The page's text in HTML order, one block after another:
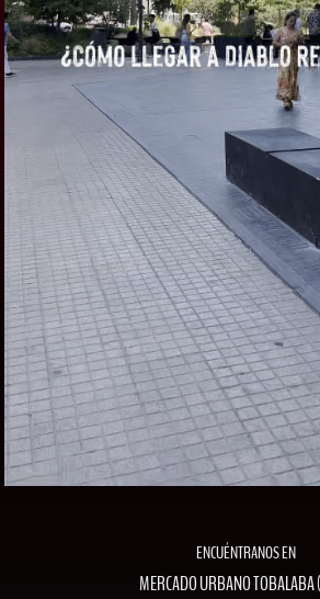
ENCUÉNTRANOS EN
MERCADO URBANO